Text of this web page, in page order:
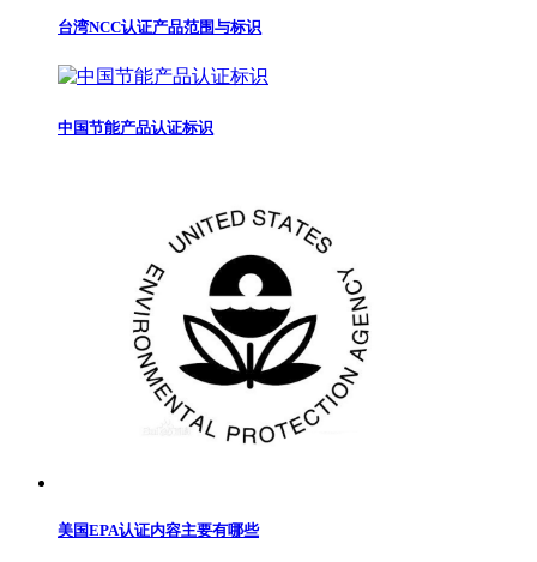
台湾NCC认证产品范围与标识
中国节能产品认证标识
美国EPA认证内容主要有哪些